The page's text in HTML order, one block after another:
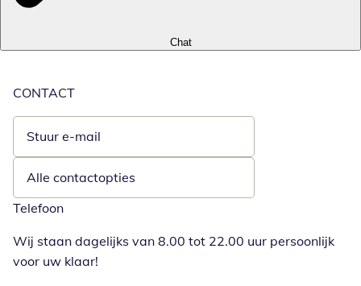
Chat
CONTACT
Stuur e-mail
Opent e-mailclient
Alle contactopties
Telefoon
Wij staan dagelijks van 8.00 tot 22.00 uur persoonlijk
voor uw klaar!